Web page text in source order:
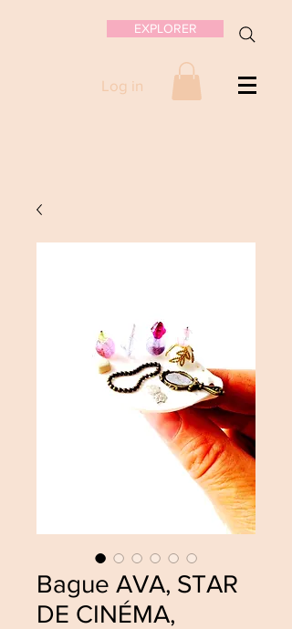
EXPLORER
Log in
Bague AVA, STAR
DE CINÉMA,